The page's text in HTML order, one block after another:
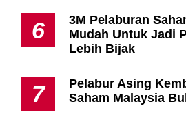
6
3M Pelaburan
Mudah Untuk Jadi
Lebih Bijak
7
Pelabur Asing
Saham Malaysia